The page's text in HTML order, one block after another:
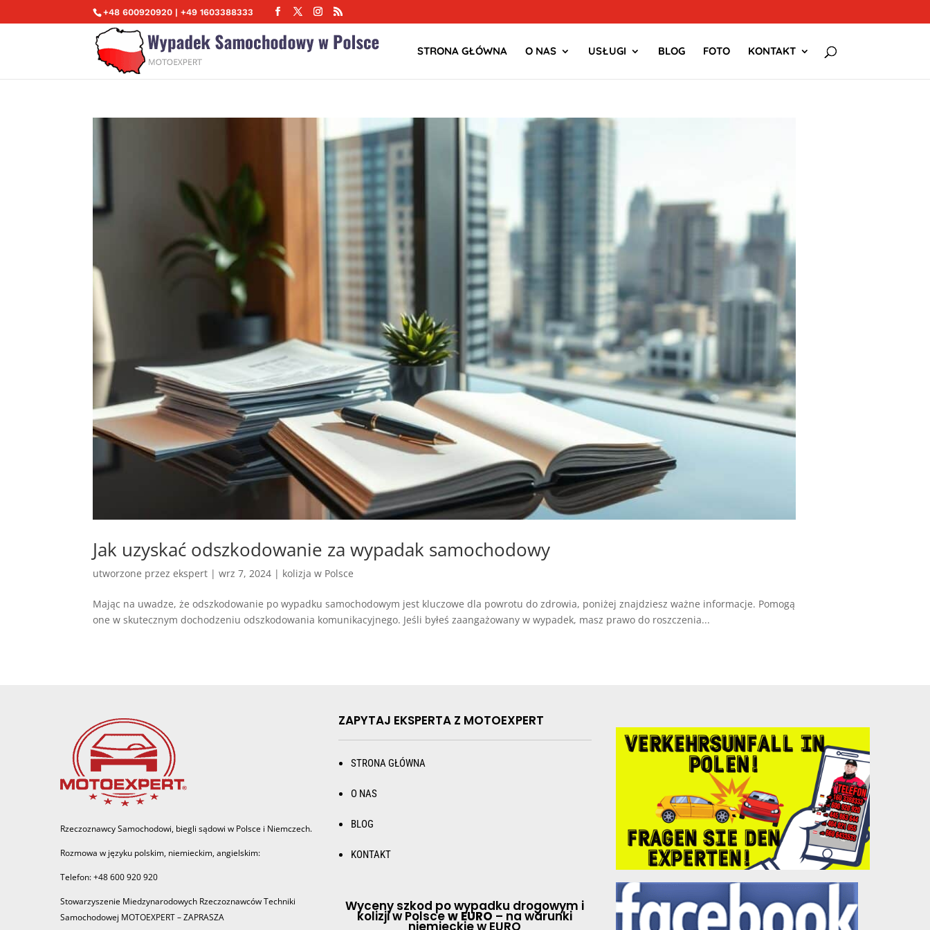
+48 600920920 | +49 1603388333
STRONA GŁÓWNA O NAS USŁUGI BLOG FOTO KONTAKT
Jak uzyskać odszkodowanie za wypadak samochodowy
utworzone przezekspert |wrz 7, 2024 | kolizja w Polsce
Mając na uwadze, że odszkodowanie po wypadku samochodowym jest kluczowe dla powrotu do zdrowia, poniżej znajdziesz ważne informacje. Pomogą
one w skutecznym dochodzeniu odszkodowania komunikacyjnego. Jeśli byłeś zaangażowany w wypadek, masz prawo do roszczenia...
Rzeczoznawcy Samochodowi, biegli sądowi w Polsce i Niemczech.
Rozmowa w języku polskim, niemieckim, angielskim:
Telefon: +48 600 920 920
Stowarzyszenie Miedzynarodowych Rzeczoznawców Techniki
Samochodowej MOTOEXPERT – ZAPRASZA
ZAPYTAJ EKSPERTA Z MOTOEXPERT
STRONA GŁÓWNA
O NAS
BLOG
KONTAKT
Wyceny szkod po wypadku drogowym i
kolizji w Polscew EURO – na warunki